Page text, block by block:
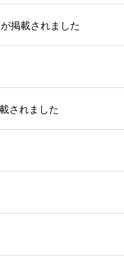
掲載されました
されました